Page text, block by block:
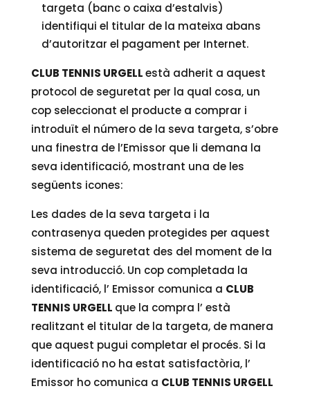
targeta (banc o caixa d’estalvis)
identifiqui el titular de la mateixa abans
d’autoritzar el pagament per Internet.
CLUB TENNIS URGELLestà adherit a aquest
protocol de seguretat per la qual cosa, un
cop seleccionat el producte a comprar i
introduït el número de la seva targeta, s’obre
una finestra de l’Emissor que li demana la
seva identificació, mostrant una de les
següents icones:
Les dades de la seva targeta i la
contrasenya queden protegides per aquest
sistema de seguretat des del moment de la
seva introducció. Un cop completada la
identificació, l’ Emissor comunica a CLUB
TENNIS URGELL que la compra l’ està
realitzant el titular de la targeta, de manera
que aquest pugui completar el procés. Si la
identificació no ha estat satisfactòria, l’
Emissor ho comunica a CLUB TENNIS URGELL